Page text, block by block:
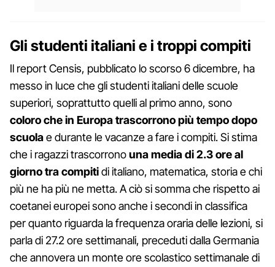
Gli studenti italiani e i troppi compiti
Il report Censis, pubblicato lo scorso 6 dicembre, ha
messo in luce che gli studenti italiani delle scuole
superiori, soprattutto quelli al primo anno, sono
coloro che in Europa trascorrono più tempo dopo
scuolae durante le vacanze a fare i compiti. Si stima
che i ragazzi trascorronouna media di 2.3 ore al
giorno tra compitidi italiano, matematica, storia e chi
più ne ha più ne metta. A ciò si somma che rispetto ai
coetanei europei sono anche i secondi in classifica
per quanto riguarda la frequenza oraria delle lezioni, si
parla di 27.2 ore settimanali, preceduti dalla Germania
che annovera un monte ore scolastico settimanale di